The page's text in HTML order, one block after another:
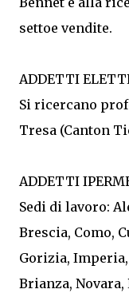
settoe vendite.
ADDETTI
Si ricercano
Tresa (Canton
ADDETTI
Sedi di lavoro:
Brescia, Como,
Gorizia,
Brianza, Novara,